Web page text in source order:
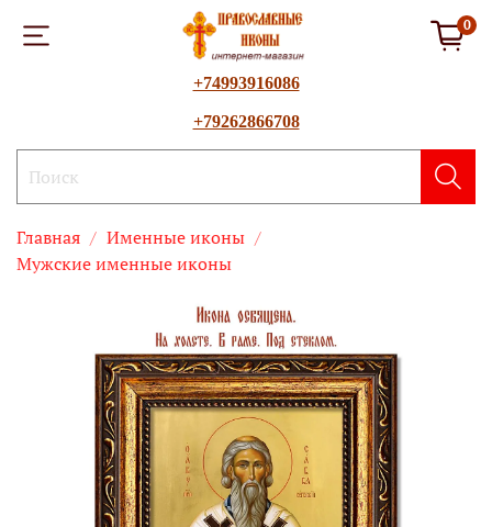
0
+74993916086
+79262866708
Главная
Именные иконы
Мужские именные иконы